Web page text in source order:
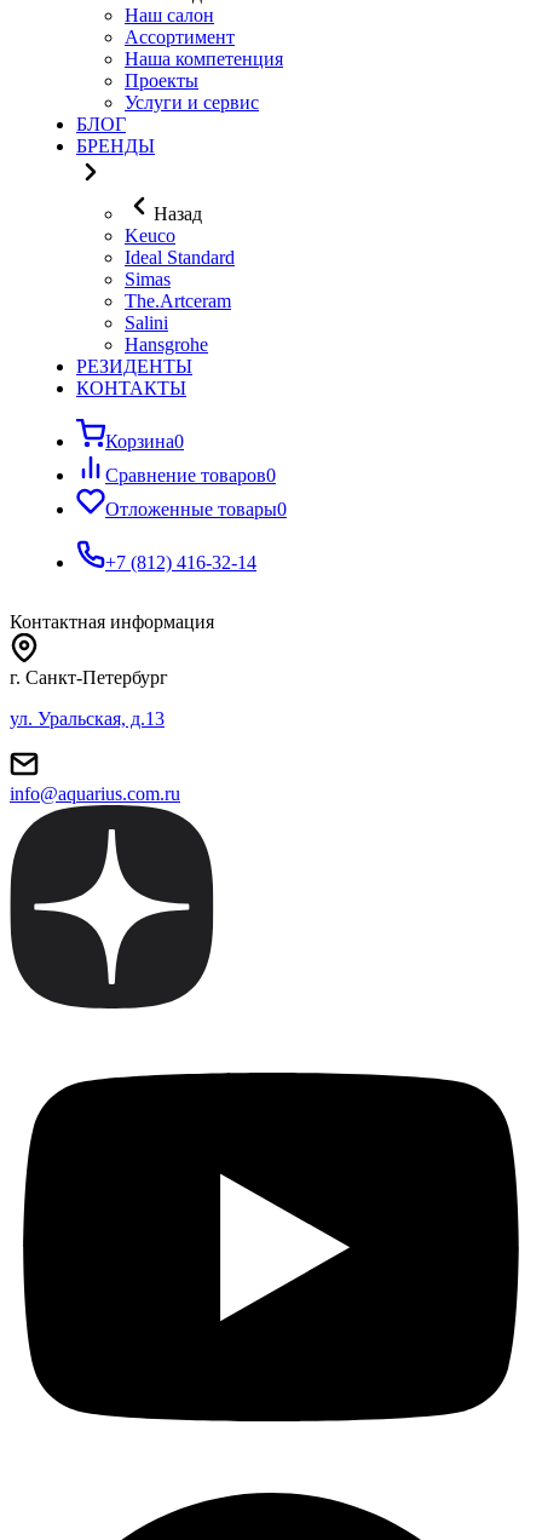
Наш салон
Ассортимент
Наша компетенция
Проекты
Услуги и сервис
БЛОГ
БРЕНДЫ
Назад
Keuco
Ideal Standard
Simas
The.Artceram
Salini
Hansgrohe
РЕЗИДЕНТЫ
КОНТАКТЫ
Корзина0
Сравнение товаров0
Отложенные товары0
+7 (812) 416-32-14
Контактная информация
г. Санкт-Петербург
ул. Уральская, д.13
info@aquarius.com.ru